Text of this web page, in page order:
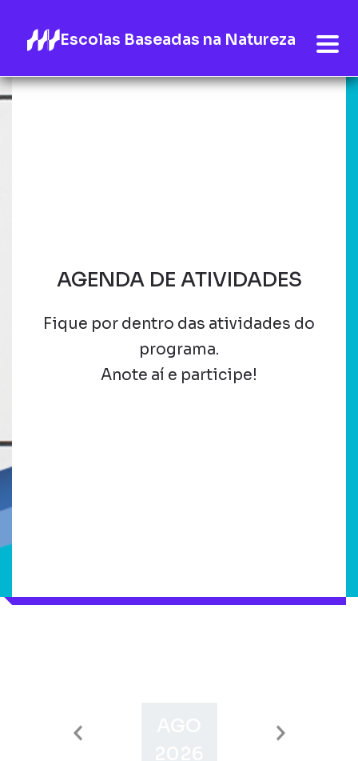
Escolas Baseadas na Natureza
AGENDA DE ATIVIDADES
Fique por dentro das atividades do
programa.
Anote aí e participe!
SET